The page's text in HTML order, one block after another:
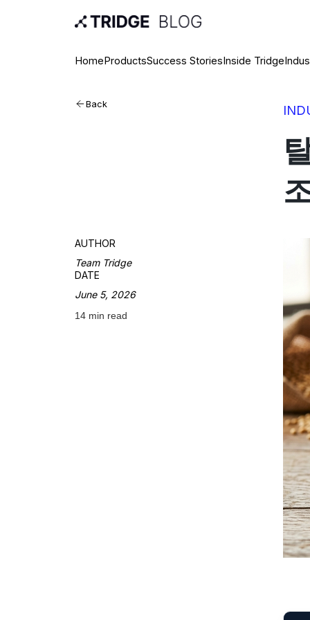
HomeProductsSuccess StoriesInside Tridge
Back
AUTHOR
Team Tridge
DATE
June 5, 2026
14 min read